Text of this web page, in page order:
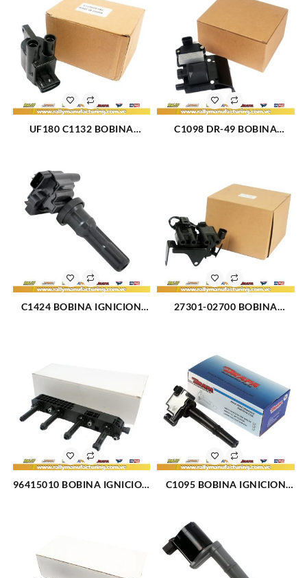
UF180 C1132 BOBINA
C1098 DR-49 BOBINA
C1424 BOBINA IGNICION
27301-02700 BOBINA
96415010 BOBINA IGNICION
C1095 BOBINA IGNICION